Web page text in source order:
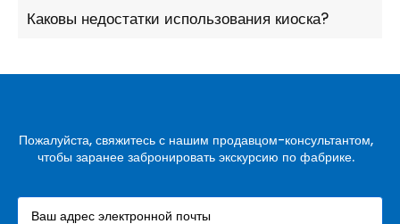
Каковы недостатки использования киоска?
Пожалуйста, свяжитесь с нашим продавцом-консультантом,
чтобы заранее забронировать экскурсию по фабрике.